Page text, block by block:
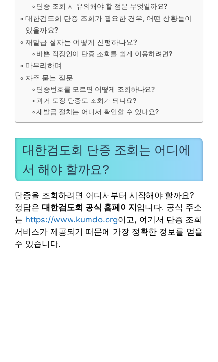
단증 조회 시 유의해야 할 점은 무엇일까요?
대한검도회 단증 조회가 필요한 경우, 어떤 상황들이
있을까요?
재발급 절차는 어떻게 진행하나요?
바쁜 직장인이 단증 조회를 쉽게 이용하려면?
마무리하며
자주 묻는 질문
단증번호를 모르면 어떻게 조회하나요?
과거 도장 단증도 조회가 되나요?
재발급 절차는 어디서 확인할 수 있나요?
대한검도회 단증 조회는 어디에
서 해야 할까요?
단증을 조회하려면 어디서부터 시작해야 할까요?
정답은 대한검도회 공식 홈페이지입니다. 공식 주소
는 https://www.kumdo.org이고, 여기서 단증 조회
서비스가 제공되기 때문에 가장 정확한 정보를 얻을
수 있습니다.